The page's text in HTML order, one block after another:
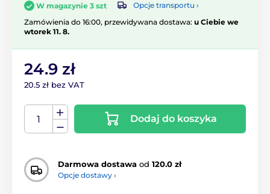
W magazynie 3 szt
Opcje transportu ›
Zamówienia do 16:00, przewidywana dostawa: u Ciebie we
wtorek 11. 8.
24.9 zł
20.5 zł bez VAT
Dodaj do koszyka
Darmowa dostawa od 120.0 zł
Opcje dostawy ›